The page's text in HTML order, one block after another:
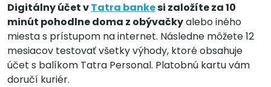
Digitálny účet vTatra bankesi založíte za 10
minút pohodlne doma z obývačkyalebo iného
miesta s prístupom na internet. Následne môžete 12
mesiacov testovať všetky výhody, ktoré obsahuje
účet s balíkom Tatra Personal. Platobnú kartu vám
doručí kuriér.